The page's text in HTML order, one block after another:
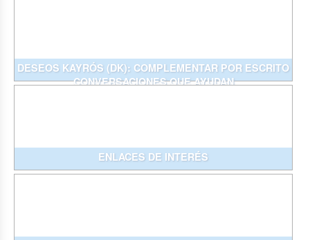
DESEOS KAYRÓS (DK): COMPLEMENTAR POR ESCRITO
CONVERSACIONES QUE AYUDAN
ENLACES DE INTERÉS